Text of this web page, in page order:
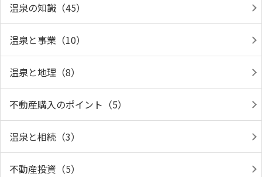
温泉の知識（45）
温泉と事業（10）
温泉と地理（8）
不動産購入のポイント（5）
温泉と相続（3）
不動産投資（5）